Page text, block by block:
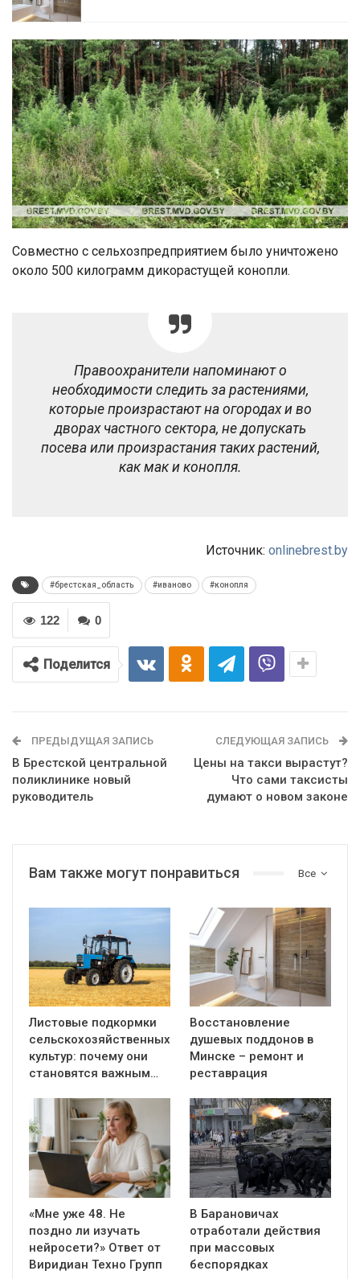
Совместно с сельхозпредприятием было уничтожено
около 500 килограмм дикорастущей конопли.
Правоохранители напоминают о
необходимости следить за растениями,
которые произрастают на огородах и во
дворах частного сектора, не допускать
посева или произрастания таких растений,
как мак и конопля.
Источник: onlinebrest.by
#брестская_область #иваново #конопля
0
122
Поделится
ПРЕДЫДУЩАЯ ЗАПИСЬ
В Брестской центральной
поликлинике новый
руководитель
СЛЕДУЮЩАЯ ЗАПИСЬ
Цены на такси вырастут?
Что сами таксисты
думают о новом законе
Все
Вам также могут понравиться
Листовые подкормки
сельскохозяйственных
культур: почему они
становятся важным…
Восстановление
душевых поддонов в
Минске – ремонт и
реставрация
«Мне уже 48. Не
поздно ли изучать
нейросети?» Ответ от
Виридиан Техно Групп
В Барановичах
отработали действия
при массовых
беспорядках